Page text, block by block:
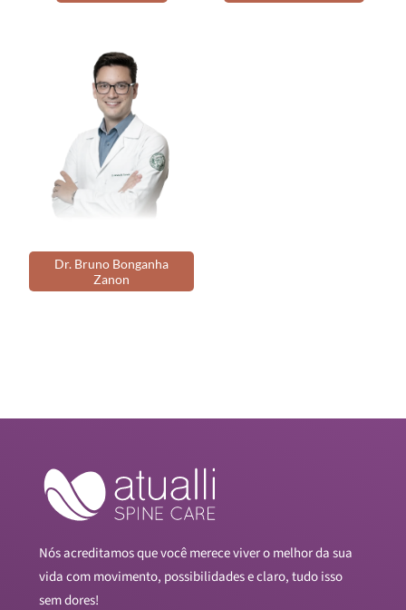
Dr. Bruno Bonganha
Zanon
Nós acreditamos que você merece viver o melhor da sua
vida com movimento, possibilidades e claro, tudo isso
sem dores!